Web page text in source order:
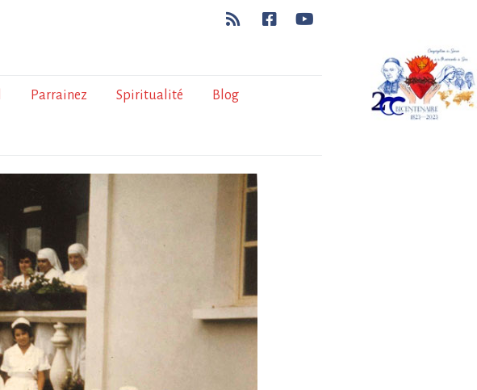
Parrainez Spiritualité Blog